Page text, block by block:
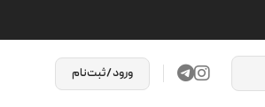
ورود / ثبت‌نام